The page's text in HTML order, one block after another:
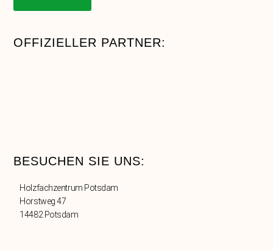
OFFIZIELLER PARTNER:
BESUCHEN SIE UNS:
Holzfachzentrum Potsdam
Horstweg 47
14482 Potsdam